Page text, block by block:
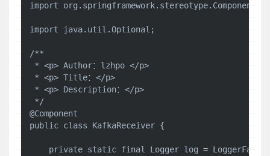
import org.springframework.stereotype.Component;
import java.util.Optional;
/**
* <p> Author：lzhpo </p>
* <p> Title：</p>
* <p> Description：</p>
*/
@Component
public class KafkaReceiver {
private static final Logger log =